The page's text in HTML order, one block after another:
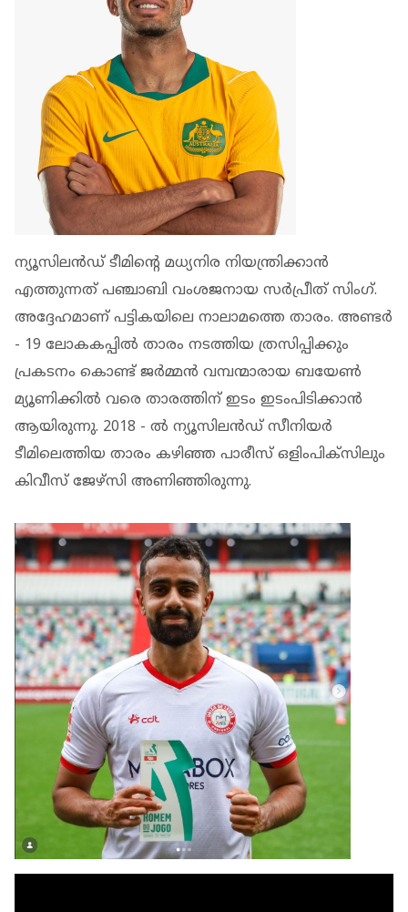
ന്യൂസിലൻഡ് ടീമിന്‍റെ മധ്യനിര നിയന്ത്രിക്കാൻ
എത്തുന്നത് പഞ്ചാബി വംശജനായ സർപ്രീത് സിംഗ്.
അദ്ദേഹമാണ് പട്ടികയിലെ നാലാമത്തെ താരം. അണ്ടർ
- 19 ലോകകപ്പിൽ താരം നടത്തിയ ത്രസിപ്പിക്കും
പ്രകടനം കൊണ്ട് ജർമ്മൻ വമ്പന്മാരായ ബയേൺ
മ്യൂണിക്കിൽ വരെ താരത്തിന് ഇടം ഇടംപിടിക്കാൻ
ആയിരുന്നു. 2018 - ൽ ന്യൂസിലൻഡ് സീനിയർ
ടീമിലെത്തിയ താരം കഴിഞ്ഞ പാരീസ് ഒളിംപിക്‌സിലും
കിവീസ് ജേഴ്‌സി അണിഞ്ഞിരുന്നു.